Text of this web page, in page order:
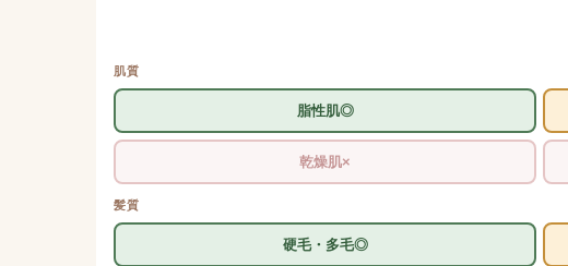
肌質
脂性肌◎
乾燥肌×
髪質
硬毛・多毛◎